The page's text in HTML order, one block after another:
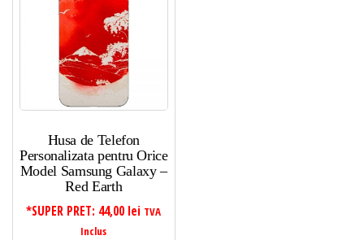
Husa de Telefon
Personalizata pentru Orice
Model Samsung Galaxy –
Red Earth
*SUPER PRET: 44,00 lei TVA
Inclus